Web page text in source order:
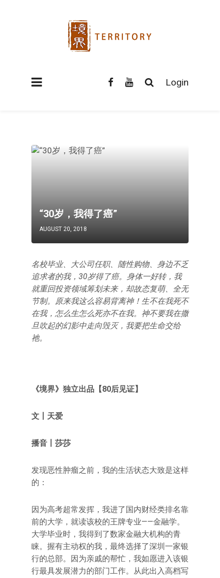
Login
“30岁，我得了癌”
AUGUST 20, 2018
名校毕业、大公司任职、随性购物、身边不乏
追求者的我，30岁得了癌。身体一好转，我
就重回投资领域筹划未来，却故态复萌、全无
节制。原来我这么容易背离神！生不在我死不
在我，怎么生怎么死亦不在我。神不要我在撒
旦吹起的幻影中走向毁灭，我要把生命交给
祂。
《境界》独立出品【80后见证】
文丨天爱
播音丨莎莎
发现恶性肿瘤之前，我的生活状态大致是这样
的：
因为高考超常发挥，我进了国内财经类排名靠
前的大学，就读该校的王牌专业——金融学。
大学毕业时，我得到了数家金融大机构的青
睐。握有主动权的我，最终选择了深圳一家银
行的总部。因为亲戚的帮忙，我如愿进入该银
行最具发展潜力的部门工作。从此出入高档写